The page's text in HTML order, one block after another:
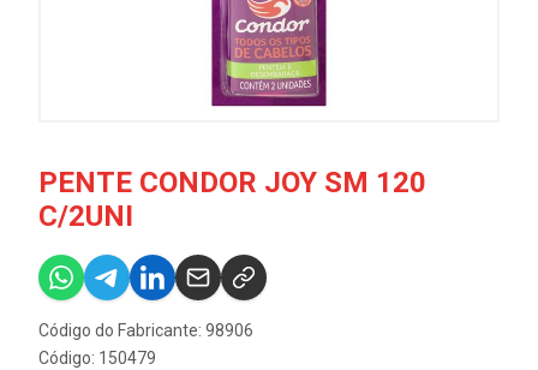
PENTE CONDOR JOY SM 120
C/2UNI
Código do Fabricante: 98906
Código: 150479